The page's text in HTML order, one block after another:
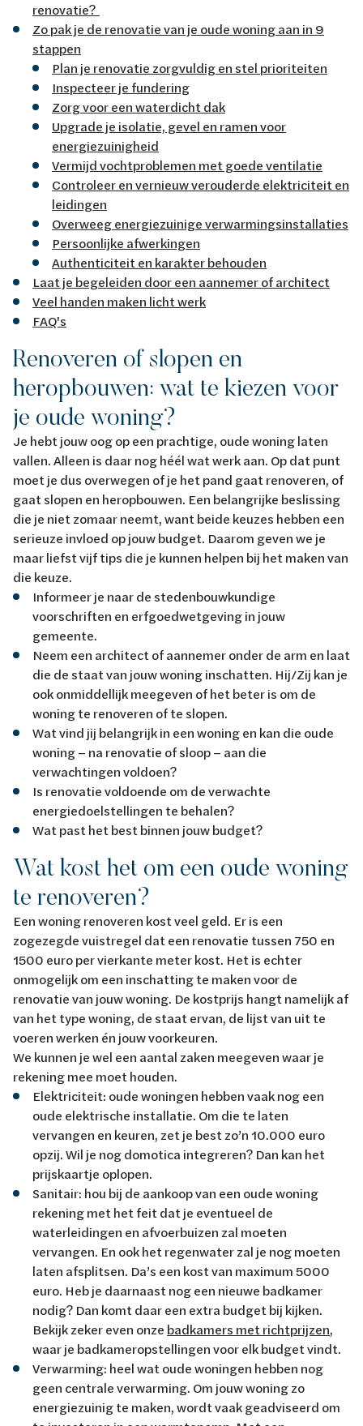
renovatie?
Zo pak je de renovatie van je oude woning aan in 9
stappen
Plan je renovatie zorgvuldig en stel prioriteiten
Inspecteer je fundering
Zorg voor een waterdicht dak
Upgrade je isolatie, gevel en ramen voor
energiezuinigheid
Vermijd vochtproblemen met goede ventilatie
Controleer en vernieuw verouderde elektriciteit en
leidingen
Overweeg energiezuinige verwarmingsinstallaties
Persoonlijke afwerkingen
Authenticiteit en karakter behouden
Laat je begeleiden door een aannemer of architect
Veel handen maken licht werk
FAQ's
Renoveren of slopen en
heropbouwen: wat te kiezen voor
je oude woning?
Je hebt jouw oog op een prachtige, oude woning laten
vallen. Alleen is daar nog héél wat werk aan. Op dat punt
moet je dus overwegen of je het pand gaat renoveren, of
gaat slopen en heropbouwen. Een belangrijke beslissing
die je niet zomaar neemt, want beide keuzes hebben een
serieuze invloed op jouw budget. Daarom geven we je
maar liefst vijf tips die je kunnen helpen bij het maken van
die keuze.
Informeer je naar de stedenbouwkundige
voorschriften en erfgoedwetgeving in jouw
gemeente.
Neem een architect of aannemer onder de arm en laat
die de staat van jouw woning inschatten. Hij/Zij kan je
ook onmiddellijk meegeven of het beter is om de
woning te renoveren of te slopen.
Wat vind jij belangrijk in een woning en kan die oude
woning – na renovatie of sloop – aan die
verwachtingen voldoen?
Is renovatie voldoende om de verwachte
energiedoelstellingen te behalen?
Wat past het best binnen jouw budget?
Wat kost het om een oude woning
te renoveren?
Een woning renoveren kost veel geld. Er is een
zogezegde vuistregel dat een renovatie tussen 750 en
1500 euro per vierkante meter kost. Het is echter
onmogelijk om een inschatting te maken voor de
renovatie van jouw woning. De kostprijs hangt namelijk af
van het type woning, de staat ervan, de lijst van uit te
voeren werken én jouw voorkeuren.
We kunnen je wel een aantal zaken meegeven waar je
rekening mee moet houden.
Elektriciteit: oude woningen hebben vaak nog een
oude elektrische installatie. Om die te laten
vervangen en keuren, zet je best zo’n 10.000 euro
opzij. Wil je nog domotica integreren? Dan kan het
prijskaartje oplopen.
Sanitair: hou bij de aankoop van een oude woning
rekening met het feit dat je eventueel de
waterleidingen en afvoerbuizen zal moeten
vervangen. En ook het regenwater zal je nog moeten
laten afsplitsen. Da’s een kost van maximum 5000
euro. Heb je daarnaast nog een nieuwe badkamer
nodig? Dan komt daar een extra budget bij kijken.
Bekijk zeker even onze badkamers met richtprijzen,
waar je badkameropstellingen voor elk budget vindt.
Verwarming: heel wat oude woningen hebben nog
geen centrale verwarming. Om jouw woning zo
energiezuinig te maken, wordt vaak geadviseerd om